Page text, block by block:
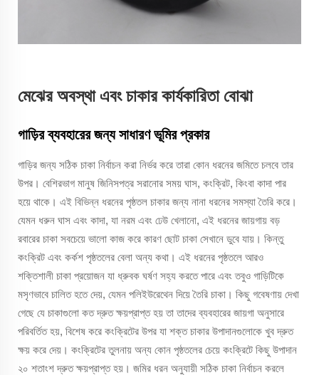
মেঝের অবস্থা এবং চাকার কার্যকারিতা বোঝা
গাড়ির ব্যবহারের জন্য সাধারণ ভূমির প্রকার
গাড়ির জন্য সঠিক চাকা নির্বাচন করা নির্ভর করে তারা কোন ধরনের জমিতে চলবে তার
উপর। বেশিরভাগ মানুষ জিনিসপত্র সরানোর সময় ঘাস, কংক্রিট, কিংবা কাদা পার
হয়ে থাকে। এই বিভিন্ন ধরনের পৃষ্ঠতল চাকার জন্য নানা ধরনের সমস্যা তৈরি করে।
যেমন ধরুন ঘাস এবং কাদা, যা নরম এবং ঢেউ খেলানো, এই ধরনের জায়গায় বড়
রবারের চাকা সবচেয়ে ভালো কাজ করে কারণ ছোট চাকা সেখানে ডুবে যায়। কিন্তু
কংক্রিট এবং কর্কশ পৃষ্ঠতলের বেলা অন্য কথা। এই ধরনের পৃষ্ঠতলে আরও
শক্তিশালী চাকা প্রয়োজন যা ধ্রুবক ঘর্ষণ সহ্য করতে পারে এবং তবুও গাড়িটিকে
মসৃণভাবে চালিত হতে দেয়, যেমন পলিইউরেথেন দিয়ে তৈরি চাকা। কিছু গবেষণায় দেখা
গেছে যে চাকাগুলো কত দ্রুত ক্ষয়প্রাপ্ত হয় তা তাদের ব্যবহারের জায়গা অনুসারে
পরিবর্তিত হয়, বিশেষ করে কংক্রিটের উপর যা শক্ত চাকার উপাদানগুলোকে খুব দ্রুত
ক্ষয় করে দেয়। কংক্রিটের তুলনায় অন্য কোন পৃষ্ঠতলের চেয়ে কংক্রিটে কিছু উপাদান
২০ শতাংশ দ্রুত ক্ষয়প্রাপ্ত হয়। জমির ধরন অনুযায়ী সঠিক চাকা নির্বাচন করলে